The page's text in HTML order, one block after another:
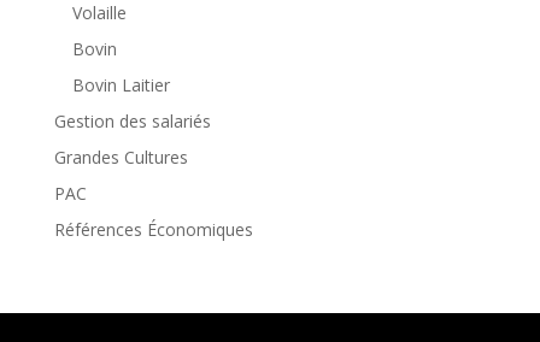
Volaille
Bovin
Bovin Laitier
Gestion des salariés
Grandes Cultures
PAC
Références Économiques